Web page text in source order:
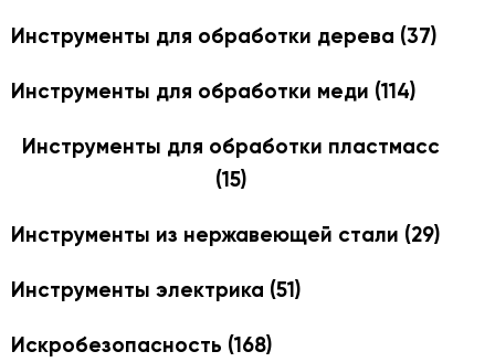
Инструменты для обработки дерева (37)
Инструменты для обработки меди (114)
Инструменты для обработки пластмасс
(15)
Инструменты из нержавеющей стали (29)
Инструменты электрика (51)
Искробезопасность (168)